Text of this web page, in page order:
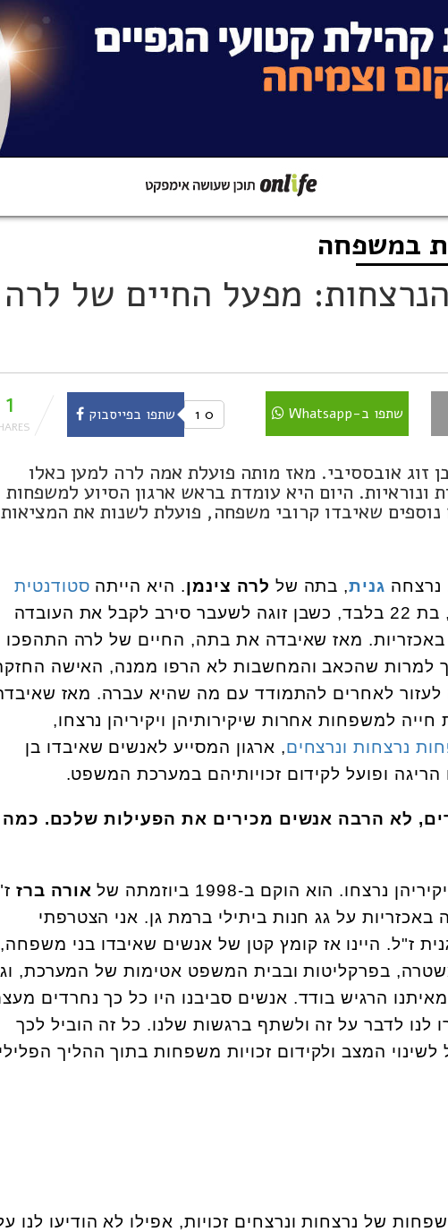
קישור
במשפחה
מפעל החיים של לרה
שתפו ב-Whatsapp 0 שתפו בפייסבוק 1
נרצחה בשנת 1996 על ידי בן זוג אובססיבי. מאז מותה פועלת אמה לרה למען כאלו
ונוראיות. היום היא עומדת בראש ארגון הסיוע למשפחות
שאיבדו קרובי משפחה, פועלת לשנות את המציאות
גנית, בתה של לרה צינמן. היא הייתה סטודנטית
, בת 22 בלבד, כשבן זוגה לשעבר סירב לקבל את העובדה
מאז שאיבדה את בתה, החיים של לרה התהפכו
למרות שהכאב והמחשבות לא הרפו ממנה, האישה
לעזור לאחרים להתמודד עם מה שהיא עברה. מאז
למשפחות אחרות שיקירותיהן ויקיריהן נרצחו,
נרצחות ונרצחים, ארגון המסייע לאנשים שאיבדו בן
ופועל לקידום זכויותיהם במערכת המשפט.
לא הרבה אנשים מכירים את הפעילות שלכם. כמה
הוא הוקם ב-1998 ביוזמתה של אורה ברז
באכזריות על גג חנות ביתילי ברמת גן. אני הצטרפתי
ז"ל. היינו אז קומץ קטן של אנשים שאיבדו בני משפחה,
בפרקליטות ובבית המשפט אטימות של המערכת,
הרגיש בודד. אנשים סביבנו היו כל כך נחרדים
לדבר על זה ולשתף ברגשות שלנו. כל זה הוביל לכך
המצב ולקידום זכויות משפחות בתוך ההליך
של נרצחות ונרצחים זכויות, אפילו לא הודיעו לנו